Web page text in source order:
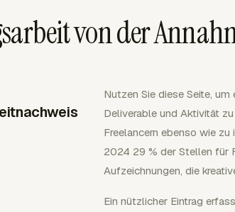
von der
Nutzen Sie diese Seite,
Deliverable und Aktivität
Freelancern ebenso wie
2024 29 % der Stellen für
Aufzeichnungen, die
Ein nützlicher Eintrag